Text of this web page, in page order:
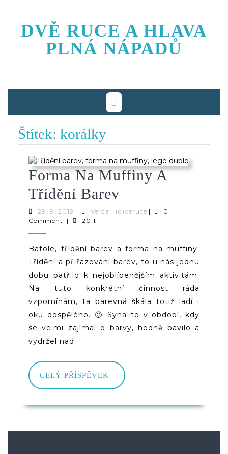
content
DVĚ RUCE A HLAVA
PLNÁ NÁPADŮ
Štítek: korálky
Forma Na Muffiny A
Třídění Barev
Na
A
Třídění
Barev
29. 9. 2019 29.
9.
| Verča | (d)veruceVerča
|
0
Comment
| 20:11
Batole, třídění barev a forma na muffiny.
Třídění a přiřazování barev, to u nás jednu
dobu patřilo k nejoblíbenějším aktivitám.
Na tuto konkrétní činnost ráda
vzpomínám, ta barevná škála totiž ladí i
oku dospělého. 🙂 Syna to v období, kdy
se velmi zajímal o barvy, hodně bavilo a
vydržel nad
CELÝ PŘÍSPĚVEK
CELÝ
PŘÍSPĚVEK